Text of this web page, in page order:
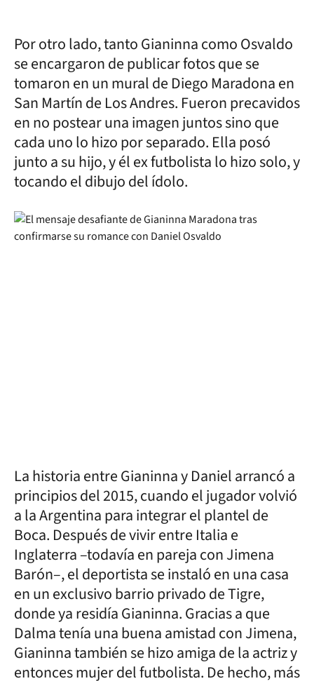
Por otro lado, tanto Gianinna como Osvaldo
se encargaron de publicar fotos que se
tomaron en un mural de Diego Maradona en
San Martín de Los Andres. Fueron precavidos
en no postear una imagen juntos sino que
cada uno lo hizo por separado. Ella posó
junto a su hijo, y él ex futbolista lo hizo solo, y
tocando el dibujo del ídolo.
La historia entre Gianinna y Daniel arrancó a
principios del 2015, cuando el jugador volvió
a la Argentina para integrar el plantel de
Boca. Después de vivir entre Italia e
Inglaterra –todavía en pareja con Jimena
Barón–, el deportista se instaló en una casa
en un exclusivo barrio privado de Tigre,
donde ya residía Gianinna. Gracias a que
Dalma tenía una buena amistad con Jimena,
Gianinna también se hizo amiga de la actriz y
entonces mujer del futbolista. De hecho, más